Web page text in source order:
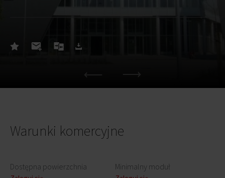
Warunki komercyjne
Dostępna powierzchnia Minimalny moduł